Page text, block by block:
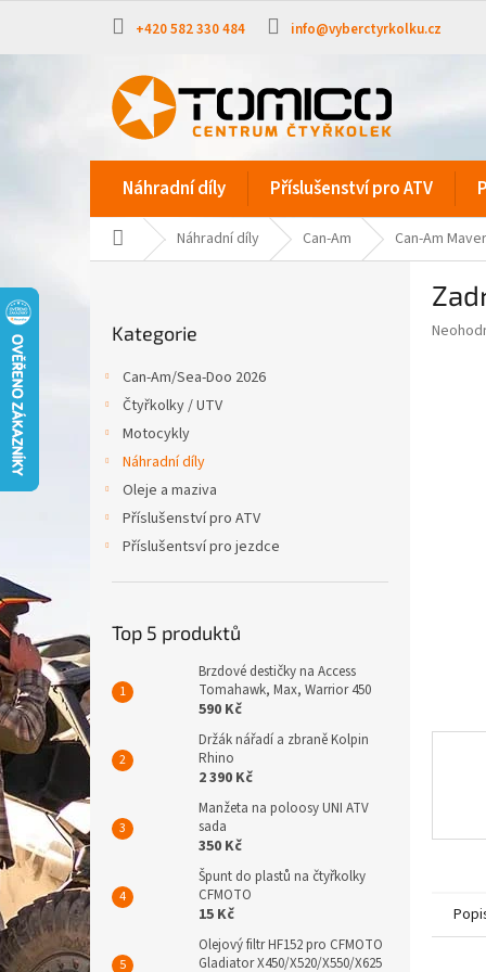
obsah
+420 582 330 484 info@vyberctyrkolku.cz
Náhradní díly Příslušenství pro ATV
Domů Náhradní díly Can-Am Can-Am
kategorie
Kategorie
Can-Am/Sea-Doo 2026
Čtyřkolky / UTV
Motocykly
Náhradní díly
Oleje a maziva
Příslušenství pro ATV
Příslušentsví pro jezdce
Top 5 produktů
Brzdové destičky na Access
Tomahawk, Max, Warrior 450
590 Kč
Držák nářadí a zbraně Kolpin
Rhino
2 390 Kč
Manžeta na poloosy UNI ATV
sada
350 Kč
Špunt do plastů na čtyřkolky
CFMOTO
15 Kč
Olejový filtr HF152 pro CFMOTO
Gladiator X450/X520/X550/X625